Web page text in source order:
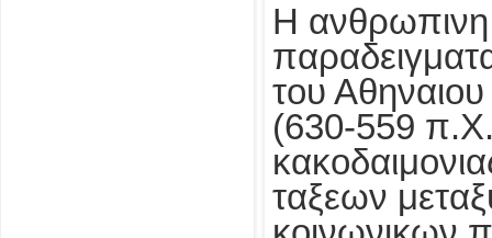
Η ανθρωπινη
του
(630-559
ταξεων